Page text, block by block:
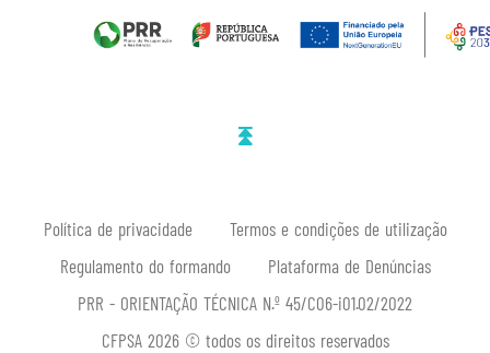
Política de privacidade
Termos e condições de utilização
Regulamento do formando
Plataforma de Denúncias
PRR - ORIENTAÇÃO TÉCNICA N.º 45/C06-i01.02/2022
CFPSA 2026 © todos os direitos reservados